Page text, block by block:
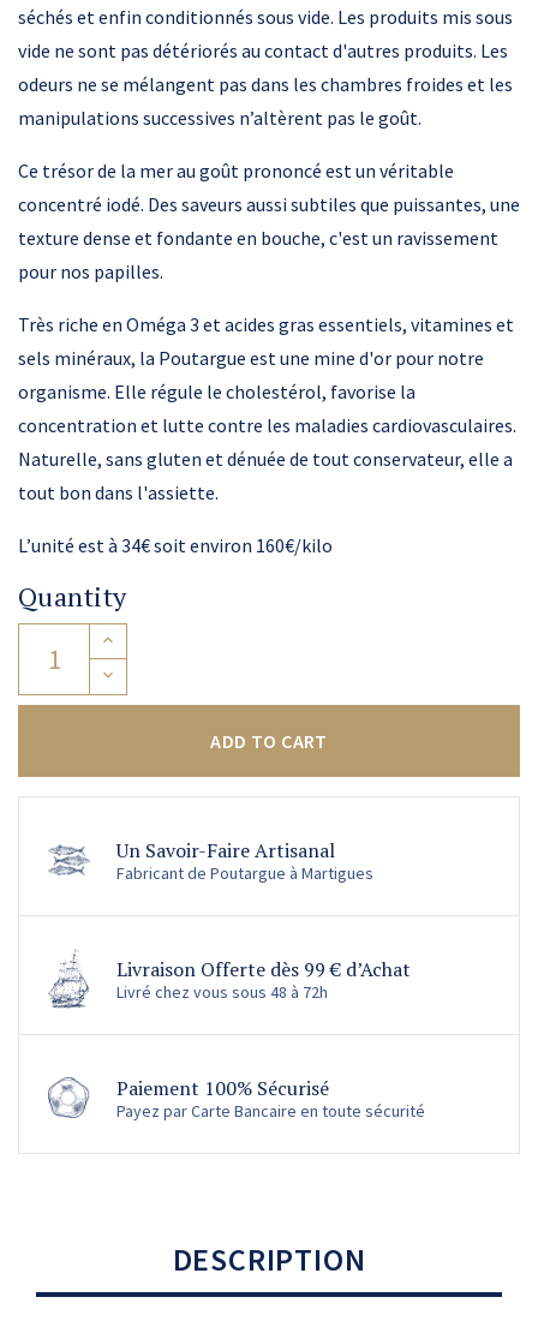
séchés et enfin conditionnés sous vide. Les produits mis sous
vide ne sont pas détériorés au contact d'autres produits. Les
odeurs ne se mélangent pas dans les chambres froides et les
manipulations successives n’altèrent pas le goût.
Ce trésor de la mer au goût prononcé est un véritable
concentré iodé. Des saveurs aussi subtiles que puissantes, une
texture dense et fondante en bouche, c'est un ravissement
pour nos papilles.
Très riche en Oméga 3 et acides gras essentiels, vitamines et
sels minéraux, la Poutargue est une mine d'or pour notre
organisme. Elle régule le cholestérol, favorise la
concentration et lutte contre les maladies cardiovasculaires.
Naturelle, sans gluten et dénuée de tout conservateur, elle a
tout bon dans l'assiette.
L’unité est à 34€ soit environ 160€/kilo
Quantity
ADD TO CART
Un Savoir-Faire Artisanal
Fabricant de Poutargue à Martigues
Livraison Offerte dès 99 € d’Achat
Livré chez vous sous 48 à 72h
Paiement 100% Sécurisé
Payez par Carte Bancaire en toute sécurité
DESCRIPTION